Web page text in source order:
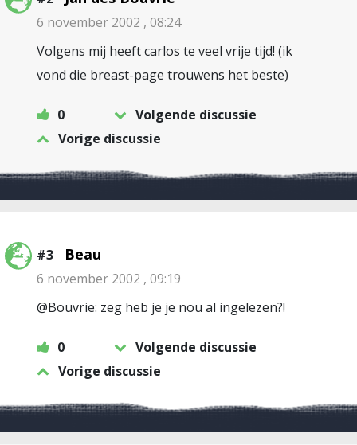
6 november 2002 , 08:24
Volgens mij heeft carlos te veel vrije tijd! (ik
vond die breast-page trouwens het beste)
0
Volgende discussie
Vorige discussie
#3 Beau
6 november 2002 , 09:19
@Bouvrie: zeg heb je je nou al ingelezen?!
0
Volgende discussie
Vorige discussie